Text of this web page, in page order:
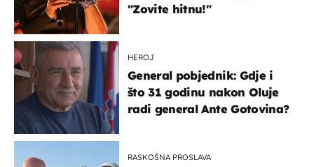
"Zovite hitnu!"
HEROJ
General pobjednik: Gdje i
što 31 godinu nakon Oluje
radi general Ante Gotovina?
RASKOŠNA PROSLAVA